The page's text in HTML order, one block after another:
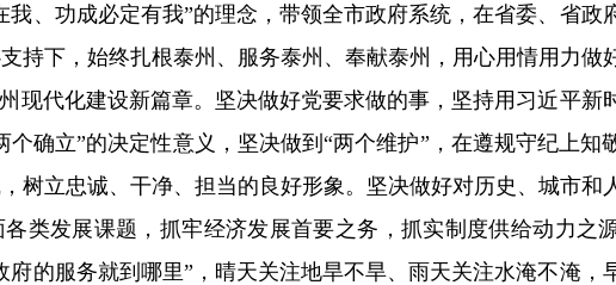
我、功成必定有我”的理念，带领全市政府系统，在省委、省政
持下，始终扎根泰州、服务泰州、奉献泰州，用心用情用力做
现代化建设新篇章。坚决做好党要求做的事，坚持用习近平新
个确立”的决定性意义，坚决做到“两个维护”，在遵规守纪上知
树立忠诚、干净、担当的良好形象。坚决做好对历史、城市和
类发展课题，抓牢经济发展首要之务，抓实制度供给动力之
府的服务就到哪里”，晴天关注地旱不旱、雨天关注水淹不淹，